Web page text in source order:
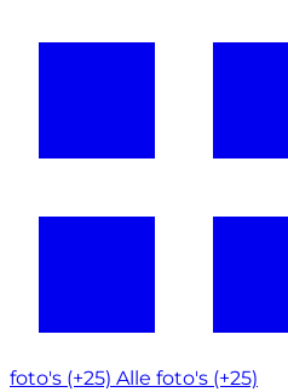
foto's (+25) Alle foto's (+25)